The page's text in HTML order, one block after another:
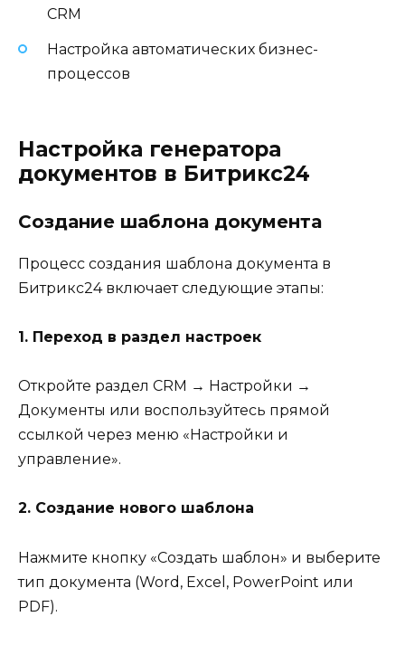
CRM
Настройка автоматических бизнес-
процессов
Настройка генератора
документов в Битрикс24
Создание шаблона документа
Процесс создания шаблона документа в
Битрикс24 включает следующие этапы:
1. Переход в раздел настроек
Откройте раздел CRM → Настройки →
Документы или воспользуйтесь прямой
ссылкой через меню «Настройки и
управление».
2. Создание нового шаблона
Нажмите кнопку «Создать шаблон» и выберите
тип документа (Word, Excel, PowerPoint или
PDF).